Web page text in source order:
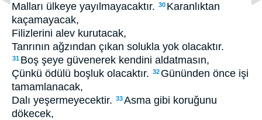
Malları ülkeye yayılmayacaktır. 30 Karanlıktan
kaçamayacak,
Filizlerini alev kurutacak,
Tanrının ağzından çıkan solukla yok olacaktır.
31 Boş şeye güvenerek kendini aldatmasın,
Çünkü ödülü boşluk olacaktır. 32 Gününden önce işi
tamamlanacak,
Dalı yeşermeyecektir. 33Asma gibi koruğunu
dökecek,